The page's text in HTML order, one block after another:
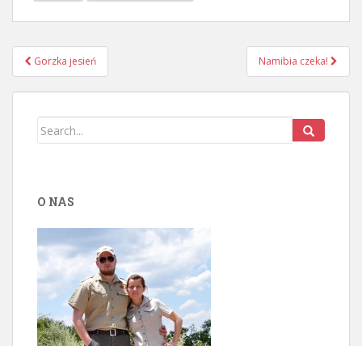
Nawigacja postu
Gorzka jesień Namibia czeka!
O NAS